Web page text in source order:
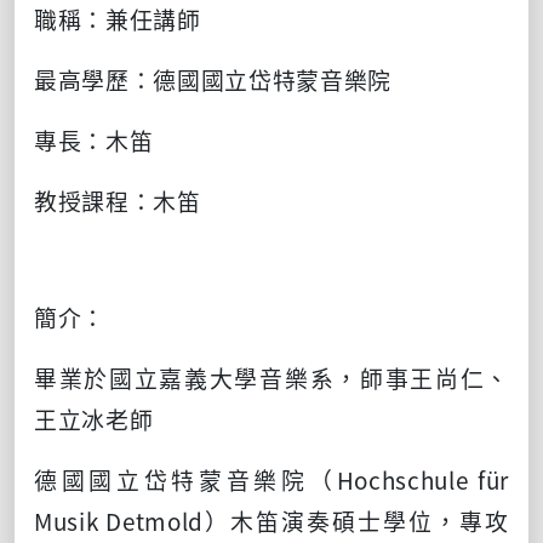
職稱：兼任講師
最高學歷：德國國立岱特蒙音樂院
專長：木笛
教授課程：木笛
簡介：
畢業於國立嘉義大學音樂系，師事王尚仁、
王立冰老師
德國國立岱特蒙音樂院（ Hochschule für
Musik Detmold）木笛演奏碩士學位，專攻